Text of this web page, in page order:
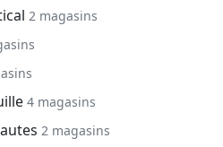
2 magasins
4 magasins
2 magasins